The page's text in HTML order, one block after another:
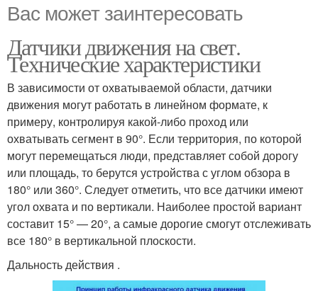
Вас может заинтересовать
Датчики движения на свет.
Технические характеристики
В зависимости от охватываемой области, датчики
движения могут работать в линейном формате, к
примеру, контролируя какой-либо проход или
охватывать сегмент в 90°. Если территория, по которой
могут перемещаться люди, представляет собой дорогу
или площадь, то берутся устройства с углом обзора в
180° или 360°. Следует отметить, что все датчики имеют
угол охвата и по вертикали. Наиболее простой вариант
составит 15° — 20°, а самые дорогие смогут отслеживать
все 180° в вертикальной плоскости.
Дальность действия .